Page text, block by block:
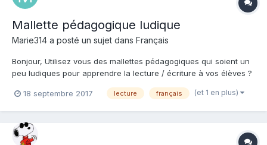
Mallette pédagogique ludique
Marie314 a posté un sujet dans Français
Bonjour, Utilisez vous des mallettes pédagogiques qui soient un
peu ludiques pour apprendre la lecture / écriture à vos élèves ?
d'outil ? Merci Marie
18 septembre 2017 lecture français (et 1 en plus)